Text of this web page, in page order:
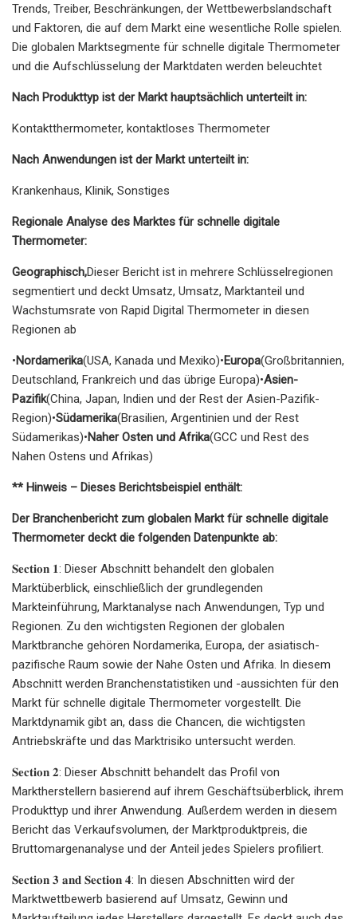
Trends, Treiber, Beschränkungen, der Wettbewerbslandschaft
und Faktoren, die auf dem Markt eine wesentliche Rolle spielen.
Die globalen Marktsegmente für schnelle digitale Thermometer
und die Aufschlüsselung der Marktdaten werden beleuchtet
Nach Produkttyp ist der Markt hauptsächlich unterteilt in:
Kontaktthermometer, kontaktloses Thermometer
Nach Anwendungen ist der Markt unterteilt in:
Krankenhaus, Klinik, Sonstiges
Regionale Analyse des Marktes für schnelle digitale
Thermometer:
Geographisch,Dieser Bericht ist in mehrere Schlüsselregionen
segmentiert und deckt Umsatz, Umsatz, Marktanteil und
Wachstumsrate von Rapid Digital Thermometer in diesen
Regionen ab
•Nordamerika(USA, Kanada und Mexiko)•Europa(Großbritannien,
Deutschland, Frankreich und das übrige Europa)•Asien-
Pazifik(China, Japan, Indien und der Rest der Asien-Pazifik-
Region)•Südamerika(Brasilien, Argentinien und der Rest
Südamerikas)•Naher Osten und Afrika(GCC und Rest des
Nahen Ostens und Afrikas)
** Hinweis – Dieses Berichtsbeispiel enthält:
Der Branchenbericht zum globalen Markt für schnelle digitale
Thermometer deckt die folgenden Datenpunkte ab:
𝐒𝐞𝐜𝐭𝐢𝐨𝐧 𝟏: Dieser Abschnitt behandelt den globalen
Marktüberblick, einschließlich der grundlegenden
Markteinführung, Marktanalyse nach Anwendungen, Typ und
Regionen. Zu den wichtigsten Regionen der globalen
Marktbranche gehören Nordamerika, Europa, der asiatisch-
pazifische Raum sowie der Nahe Osten und Afrika. In diesem
Abschnitt werden Branchenstatistiken und -aussichten für den
Markt für schnelle digitale Thermometer vorgestellt. Die
Marktdynamik gibt an, dass die Chancen, die wichtigsten
Antriebskräfte und das Marktrisiko untersucht werden.
𝐒𝐞𝐜𝐭𝐢𝐨𝐧 𝟐: Dieser Abschnitt behandelt das Profil von
Marktherstellern basierend auf ihrem Geschäftsüberblick, ihrem
Produkttyp und ihrer Anwendung. Außerdem werden in diesem
Bericht das Verkaufsvolumen, der Marktproduktpreis, die
Bruttomargenanalyse und der Anteil jedes Spielers profiliert.
𝐒𝐞𝐜𝐭𝐢𝐨𝐧 𝟑 𝐚𝐧𝐝 𝐒𝐞𝐜𝐭𝐢𝐨𝐧 𝟒: In diesen Abschnitten wird der
Marktwettbewerb basierend auf Umsatz, Gewinn und